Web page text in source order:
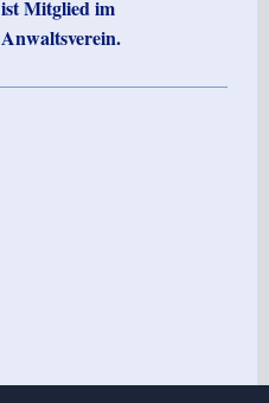
ist Mitglied im
Anwaltsverein.